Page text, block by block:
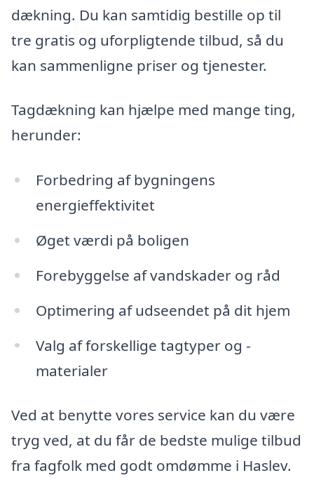
dækning. Du kan samtidig bestille op til
tre gratis og uforpligtende tilbud, så du
kan sammenligne priser og tjenester.
Tagdækning kan hjælpe med mange ting,
herunder:
Forbedring af bygningens
energieffektivitet
Øget værdi på boligen
Forebyggelse af vandskader og råd
Optimering af udseendet på dit hjem
Valg af forskellige tagtyper og -
materialer
Ved at benytte vores service kan du være
tryg ved, at du får de bedste mulige tilbud
fra fagfolk med godt omdømme i Haslev.